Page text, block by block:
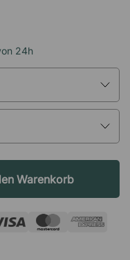
24h
Warenkorb